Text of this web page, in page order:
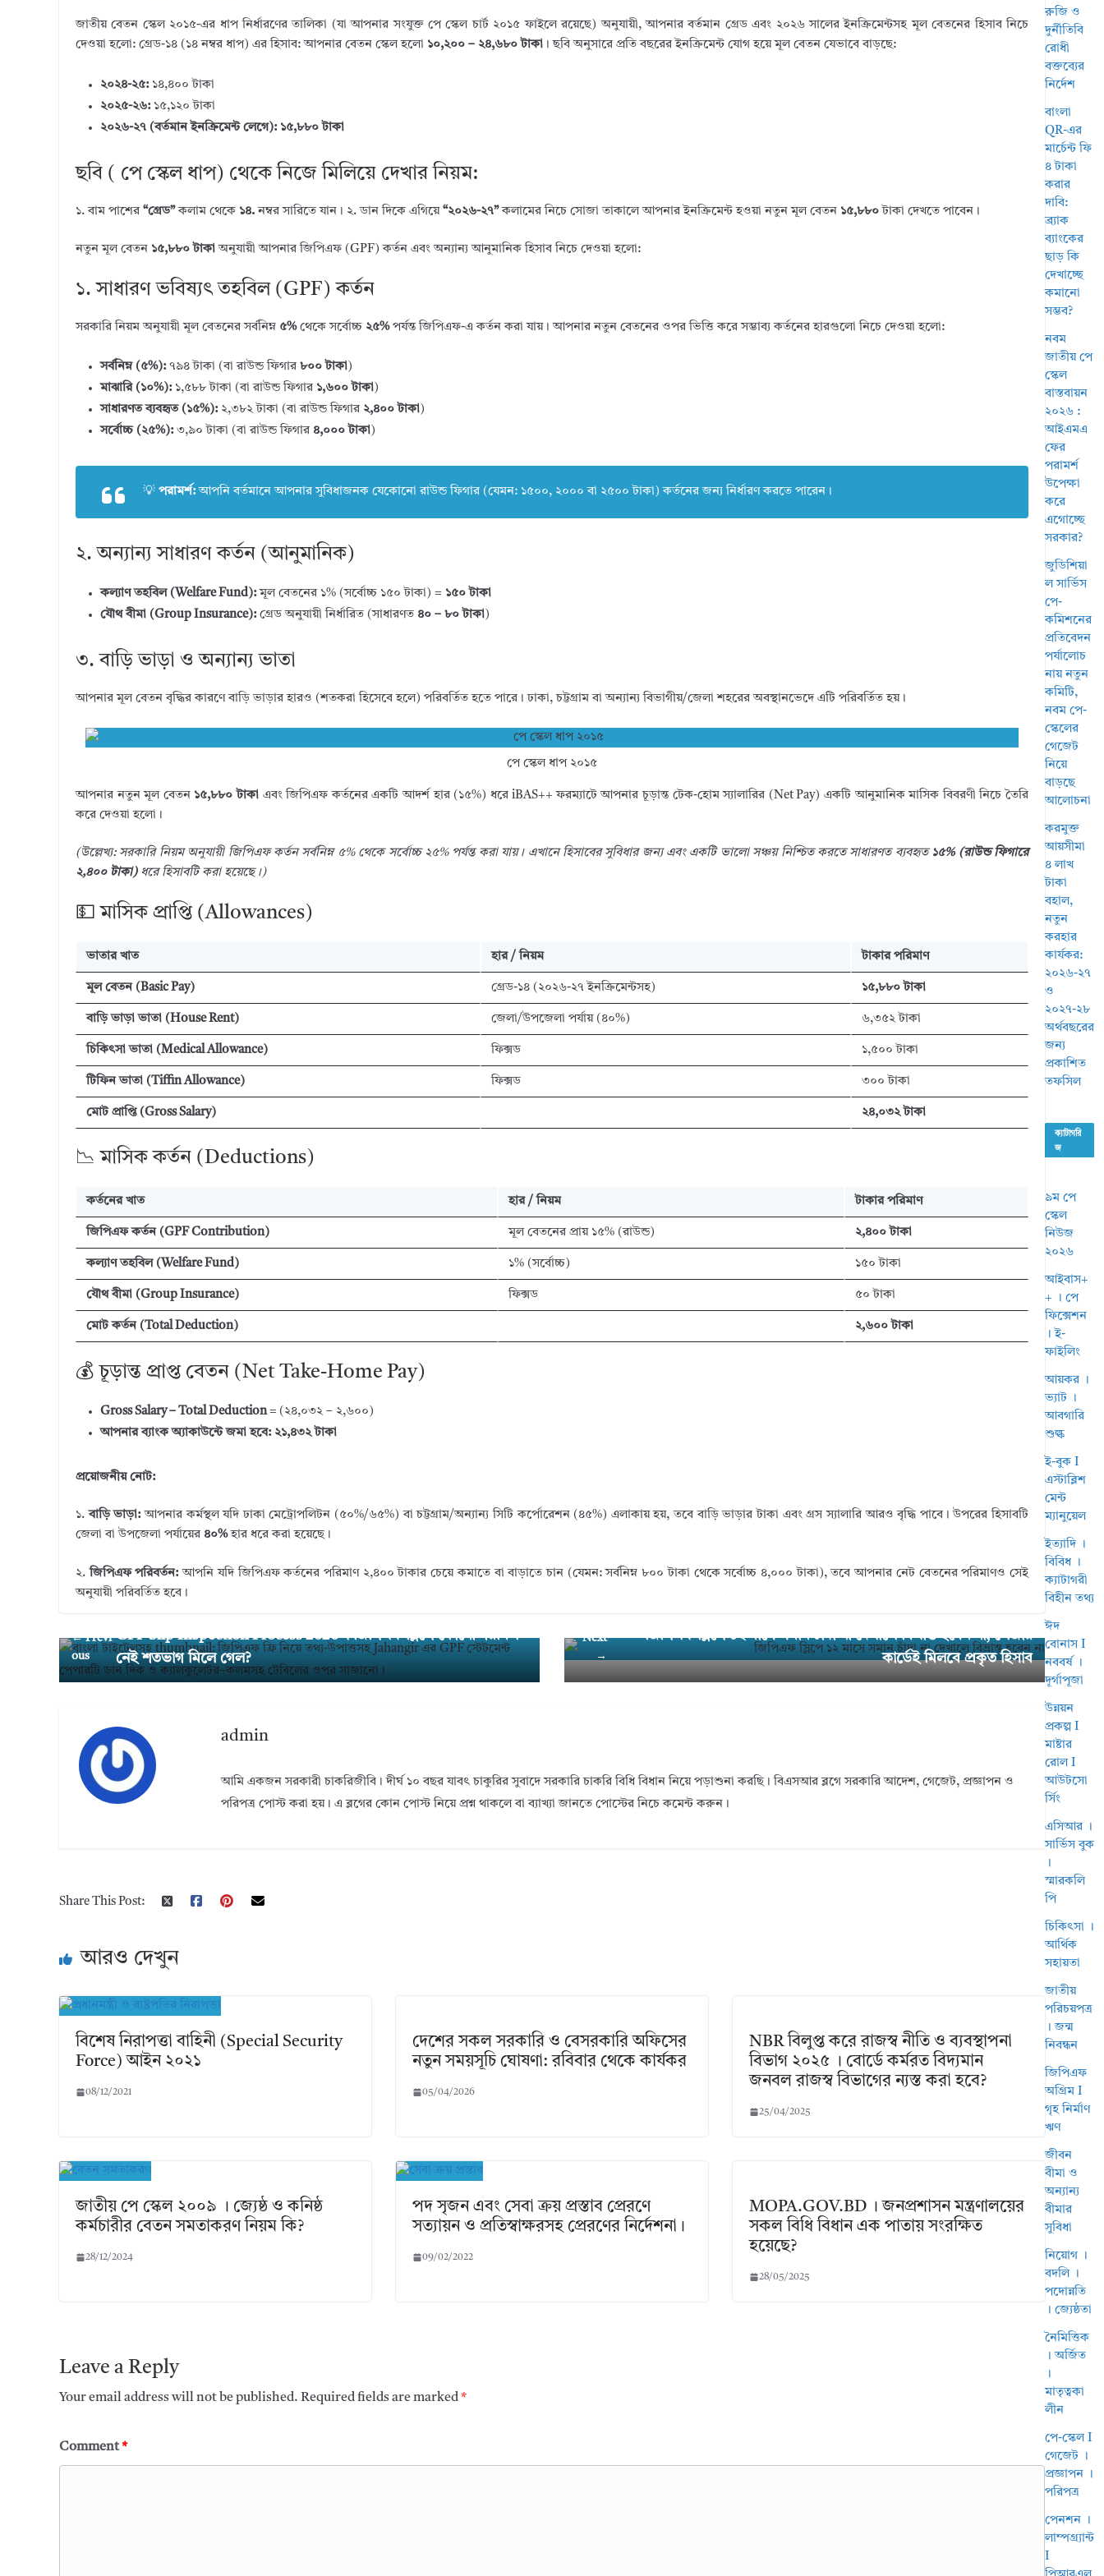
m
r
k
dI
n
it
r
e
o
o
k
ar
জাতীয় বেতন স্কেল ২০১৫-এর ধাপ নির্ধারণের তালিকা (যা আপনার সংযুক্ত পে স্কেল চার্ট ২০১৫ ফাইলে রয়েছে) অনুযায়ী, আপনার বর্তমান গ্রেড এবং ২০২৬ সালের ইনক্রিমেন্টসহ মূল বেতনের হিসাব নিচে
দেওয়া হলো: গ্রেড-১৪ (১৪ নম্বর ধাপ) এর হিসাব: আপনার বেতন স্কেল হলো ১০,২০০ – ২৪,৬৮০ টাকা । ছবি অনুসারে প্রতি বছরের ইনক্রিমেন্ট যোগ হয়ে মূল বেতন যেভাবে বাড়ছে:
২০২৪-২৫:১৪,৪০০ টাকা
২০২৫-২৬:১৫,১২০ টাকা
২০২৬-২৭ (বর্তমান ইনক্রিমেন্ট লেগে): ১৫,৮৮০ টাকা
ছবি ( পে স্কেল ধাপ) থেকে নিজে মিলিয়ে দেখার নিয়ম:
১. বাম পাশের “গ্রেড”কলাম থেকে ১৪. নম্বর সারিতে যান। ২. ডান দিকে এগিয়ে “২০২৬-২৭”কলামের নিচে সোজা তাকালে আপনার ইনক্রিমেন্ট হওয়া নতুন মূল বেতন ১৫,৮৮০ টাকা দেখতে পাবেন।
নতুন মূল বেতন ১৫,৮৮০ টাকা অনুযায়ী আপনার জিপিএফ (GPF) কর্তন এবং অন্যান্য আনুমানিক হিসাব নিচে দেওয়া হলো:
১. সাধারণ ভবিষ্যৎ তহবিল (GPF) কর্তন
সরকারি নিয়ম অনুযায়ী মূল বেতনের সর্বনিম্ন ৫%থেকে সর্বোচ্চ ২৫%পর্যন্ত জিপিএফ-এ কর্তন করা যায়। আপনার নতুন বেতনের ওপর ভিত্তি করে সম্ভাব্য কর্তনের হারগুলো নিচে দেওয়া হলো:
সর্বনিম্ন (৫%):৭৯৪ টাকা (বা রাউন্ড ফিগার ৮০০ টাকা)
মাঝারি (১০%):১,৫৮৮ টাকা (বা রাউন্ড ফিগার ১,৬০০ টাকা)
সাধারণত ব্যবহৃত (১৫%):২,৩৮২ টাকা (বা রাউন্ড ফিগার ২,৪০০ টাকা)
সর্বোচ্চ (২৫%):৩,৯০ টাকা (বা রাউন্ড ফিগার ৪,০০০ টাকা)
💡 পরামর্শ:আপনি বর্তমানে আপনার সুবিধাজনক যেকোনো রাউন্ড ফিগার (যেমন: ১৫০০, ২০০০ বা ২৫০০ টাকা) কর্তনের জন্য নির্ধারণ করতে পারেন।
২. অন্যান্য সাধারণ কর্তন (আনুমানিক)
কল্যাণ তহবিল (Welfare Fund):মূল বেতনের ১% (সর্বোচ্চ ১৫০ টাকা) = ১৫০ টাকা
যৌথ বীমা (Group Insurance):গ্রেড অনুযায়ী নির্ধারিত (সাধারণত ৪০ – ৮০ টাকা)
৩. বাড়ি ভাড়া ও অন্যান্য ভাতা
আপনার মূল বেতন বৃদ্ধির কারণে বাড়ি ভাড়ার হারও (শতকরা হিসেবে হলে) পরিবর্তিত হতে পারে। ঢাকা, চট্টগ্রাম বা অন্যান্য বিভাগীয়/জেলা শহরের অবস্থানভেদে এটি পরিবর্তিত হয়।
পে স্কেল ধাপ ২০১৫
আপনার নতুন মূল বেতন ১৫,৮৮০ টাকাএবং জিপিএফ কর্তনের একটি আদর্শ হার (১৫%) ধরে iBAS++ ফরম্যাটে আপনার চূড়ান্ত টেক-হোম স্যালারির (Net Pay) একটি আনুমানিক মাসিক বিবরণী নিচে তৈরি
করে দেওয়া হলো।
(উল্লেখ্য: সরকারি নিয়ম অনুযায়ী জিপিএফ কর্তন সর্বনিম্ন ৫% থেকে সর্বোচ্চ ২৫% পর্যন্ত করা যায়। এখানে হিসাবের সুবিধার জন্য এবং একটি ভালো সঞ্চয় নিশ্চিত করতে সাধারণত ব্যবহৃত ১৫% (রাউন্ড ফিগারে
২,৪০০ টাকা)ধরে হিসাবটি করা হয়েছে।)
💵 মাসিক প্রাপ্তি (Allowances)
ভাতার খাত হার / নিয়ম টাকার পরিমাণ
মূল বেতন (Basic Pay) গ্রেড-১৪ (২০২৬-২৭ ইনক্রিমেন্টসহ) ১৫,৮৮০ টাকা
বাড়ি ভাড়া ভাতা (House Rent) জেলা/উপজেলা পর্যায় (৪০%) ৬,৩৫২ টাকা
চিকিৎসা ভাতা (Medical Allowance) ফিক্সড ১,৫০০ টাকা
টিফিন ভাতা (Tiffin Allowance) ফিক্সড ৩০০ টাকা
মোট প্রাপ্তি (Gross Salary) ২৪,০৩২ টাকা
📉 মাসিক কর্তন (Deductions)
কর্তনের খাত হার / নিয়ম টাকার পরিমাণ
জিপিএফ কর্তন (GPF Contribution) মূল বেতনের প্রায় ১৫% (রাউন্ড) ২,৪০০ টাকা
কল্যাণ তহবিল (Welfare Fund) ১% (সর্বোচ্চ) ১৫০ টাকা
যৌথ বীমা (Group Insurance) ফিক্সড ৫০ টাকা
মোট কর্তন (Total Deduction) ২,৬০০ টাকা
💰 চূড়ান্ত প্রাপ্ত বেতন (Net Take-Home Pay)
Gross Salary – Total Deduction= (২৪,০৩২ – ২,৬০০)
আপনার ব্যাংক অ্যাকাউন্টে জমা হবে: ২১,৪৩২ টাকা
প্রয়োজনীয় নোট:
১.বাড়ি ভাড়া:আপনার কর্মস্থল যদি ঢাকা মেট্রোপলিটন (৫০%/৬৫%) বা চট্টগ্রাম/অন্যান্য সিটি কর্পোরেশন (৪৫%) এলাকায় হয়, তবে বাড়ি ভাড়ার টাকা এবং গ্রস স্যালারি আরও বৃদ্ধি পাবে। উপরের হিসাবটি
জেলা বা উপজেলা পর্যায়ের ৪০%হার ধরে করা হয়েছে।
২.জিপিএফ পরিবর্তন:আপনি যদি জিপিএফ কর্তনের পরিমাণ ২,৪০০ টাকার চেয়ে কমাতে বা বাড়াতে চান (যেমন: সর্বনিম্ন ৮০০ টাকা থেকে সর্বোচ্চ ৪,০০০ টাকা), তবে আপনার নেট বেতনের পরিমাণও সেই
অনুযায়ী পরিবর্তিত হবে।
← Previ
ous
GPF Slip Inspection Process 2026 । জিপিএফ স্লিপে কোনো গরমিল
নেই শতভাগ মিলে গেল?
Next
→
জিপিএফ স্লিপে ১২ মাসে সমান চাঁদা না দেখালে বিভ্রান্ত হবেন না, লেজার
কার্ডেই মিলবে প্রকৃত হিসাব
admin
আমি একজন সরকারী চাকরিজীবি। দীর্ঘ ১০ বছর যাবৎ চাকুরির সুবাদে সরকারি চাকরি বিধি বিধান নিয়ে পড়াশুনা করছি। বিএসআর ব্লগে সরকারি আদেশ, গেজেট, প্রজ্ঞাপন ও
পরিপত্র পোস্ট করা হয়। এ ব্লগের কোন পোস্ট নিয়ে প্রশ্ন থাকলে বা ব্যাখ্যা জানতে পোস্টের নিচে কমেন্ট করুন।
Share This Post:
আরও দেখুন
বিশেষ নিরাপত্তা বাহিনী (Special Security
Force) আইন ২০২১
08/12/2021
দেশের সকল সরকারি ও বেসরকারি অফিসের
নতুন সময়সূচি ঘোষণা: রবিবার থেকে কার্যকর
05/04/2026
NBR বিলুপ্ত করে রাজস্ব নীতি ও ব্যবস্থাপনা
বিভাগ ২০২৫ । বোর্ডে কর্মরত বিদ্যমান
জনবল রাজস্ব বিভাগের ন্যস্ত করা হবে?
25/04/2025
জাতীয় পে স্কেল ২০০৯ । জ্যেষ্ঠ ও কনিষ্ঠ
কর্মচারীর বেতন সমতাকরণ নিয়ম কি?
28/12/2024
পদ সৃজন এবং সেবা ক্রয় প্রস্তাব প্রেরণে
সত্যায়ন ও প্রতিস্বাক্ষরসহ প্রেরণের নির্দেশনা।
09/02/2022
MOPA.GOV.BD । জনপ্রশাসন মন্ত্রণালয়ের
সকল বিধি বিধান এক পাতায় সংরক্ষিত
হয়েছে?
28/05/2025
Leave a Reply
Your email address will not be published. Required fields are marked*
Comment*
রুজি ও
দুর্নীতিবি
রোধী
বক্তব্যের
নির্দেশ
বাংলা
QR-এর
মার্চেন্ট ফি
৪ টাকা
করার
দাবি:
ব্র্যাক
ব্যাংকের
ছাড় কি
দেখাচ্ছে
কমানো
সম্ভব?
নবম
জাতীয় পে
স্কেল
বাস্তবায়ন
২০২৬ :
আইএমএ
ফের
পরামর্শ
উপেক্ষা
করে
এগোচ্ছে
সরকার?
জুডিশিয়া
ল সার্ভিস
পে-
কমিশনের
প্রতিবেদন
পর্যালোচ
নায় নতুন
কমিটি,
নবম পে-
স্কেলের
গেজেট
নিয়ে
বাড়ছে
আলোচনা
করমুক্ত
আয়সীমা
৪ লাখ
টাকা
বহাল,
নতুন
করহার
কার্যকর:
২০২৬-২৭
ও
২০২৭-২৮
অর্থবছরের
জন্য
প্রকাশিত
তফসিল
ক্যাটাগরি
জ
৯ম পে
স্কেল
নিউজ
২০২৬
আইবাস+
+ । পে
ফিক্সেশন
। ই-
ফাইলিং
আয়কর ।
ভ্যাট ।
আবগারি
শুল্ক
ই-বুক I
এস্টাব্লিশ
মেন্ট
ম্যানুয়েল
ইত্যাদি ।
বিবিধ ।
ক্যাটাগরী
বিহীন তথ্য
ঈদ
বোনাস I
নববর্ষ ।
দূর্গাপূজা
উন্নয়ন
প্রকল্প I
মাষ্টার
রোল I
আউটসো
র্সিং
এসিআর ।
সার্ভিস বুক
।
স্মারকলি
পি
চিকিৎসা ।
আর্থিক
সহায়তা
জাতীয়
পরিচয়পত্র
। জন্ম
নিবন্ধন
জিপিএফ
অগ্রিম I
গৃহ নির্মাণ
ঋণ
জীবন
বীমা ও
অন্যান্য
বীমার
সুবিধা
নিয়োগ ।
বদলি ।
পদোন্নতি
। জ্যেষ্ঠতা
নৈমিত্তিক
। অর্জিত
।
মাতৃত্বকা
লীন
পে-স্কেল I
গেজেট ।
প্রজ্ঞাপন ।
পরিপত্র
পেনশন ।
লাম্পগ্র্যান্ট
I